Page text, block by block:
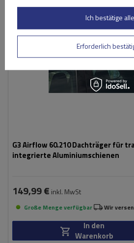
G3 Airflow 60.210 Dachträger für
integrierte Aluminiumschienen
149,99 € inkl. MwSt
Große Menge verfügbar Wir
In den
Warenkorb
Erforderlich
Ich bestätige alle